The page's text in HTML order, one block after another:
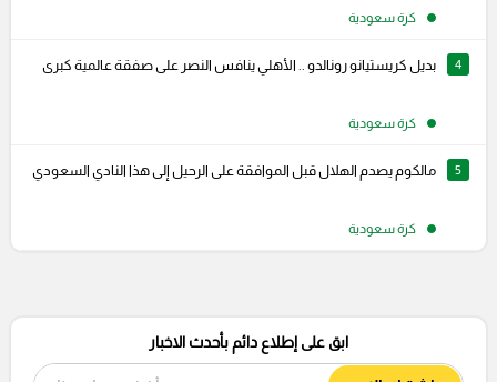
كرة سعودية
4 بديل كريستيانو رونالدو .. الأهلي ينافس النصر على صفقة عالمية كبرى
كرة سعودية
5 مالكوم يصدم الهلال قبل الموافقة على الرحيل إلى هذا النادي السعودي
كرة سعودية
ابق على إطلاع دائم بأحدث الاخبار